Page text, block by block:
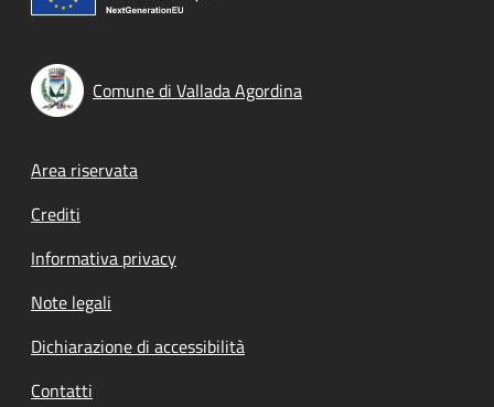
Comune di Vallada Agordina
Footer menu
Area riservata
Crediti
Informativa privacy
Note legali
Dichiarazione di accessibilità
Contatti